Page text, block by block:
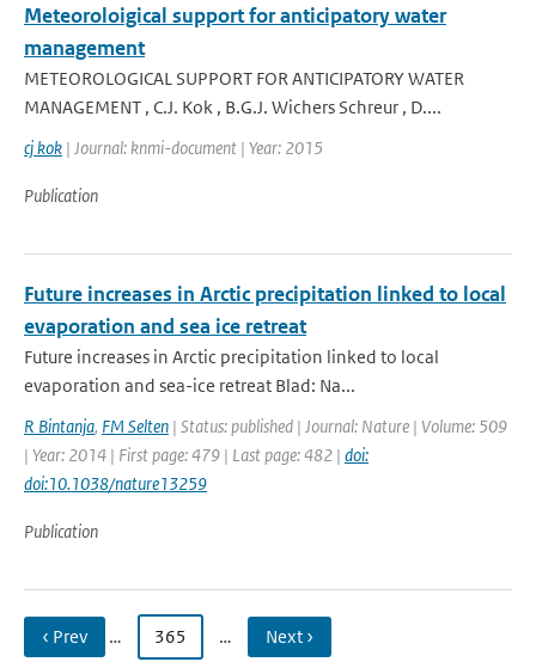
Meteoroloigical support for anticipatory water
management
METEOROLOGICAL SUPPORT FOR ANTICIPATORY WATER
MANAGEMENT , C.J. Kok , B.G.J. Wichers Schreur , D....
cj kok | Journal: knmi-document | Year: 2015
Publication
Future increases in Arctic precipitation linked to local
evaporation and sea ice retreat
Future increases in Arctic precipitation linked to local
evaporation and sea-ice retreat Blad: Na...
R Bintanja, FM Selten | Status: published | Journal: Nature | Volume: 509
| Year: 2014 | First page: 479 | Last page: 482 | doi:
doi:10.1038/nature13259
Publication
‹ Prev … 365 … Next ›